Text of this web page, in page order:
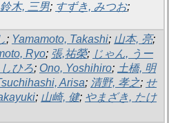
鈴木, 三男; すずき, みつお;
; Yamamoto, Takashi; 山本, 亮;
Ryo; 張,祐榮; じゃん, うー
ひろ; Ono, Yoshihiro; 土橋, 明
Arisa; 清野, 孝之; せ
; 山崎, 健; やまざき, たけ